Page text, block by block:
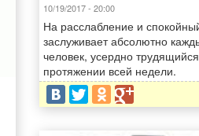
10/19/2017 - 20:00
На расслабление и
заслуживает абсолютно
человек, усердно
протяжении всей недели.